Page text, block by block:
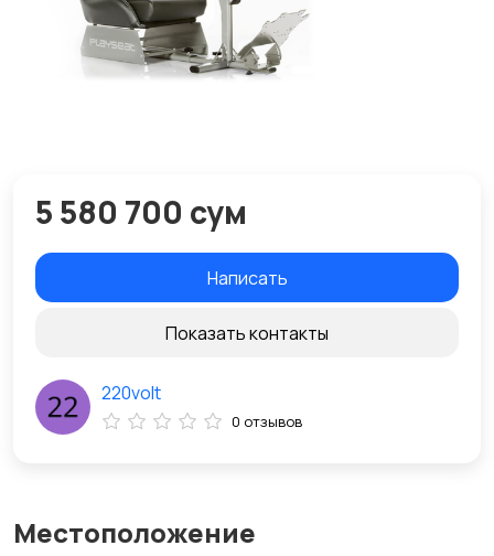
Местоположение
5 580 700 сум
Написать
Показать контакты
220volt
0 отзывов